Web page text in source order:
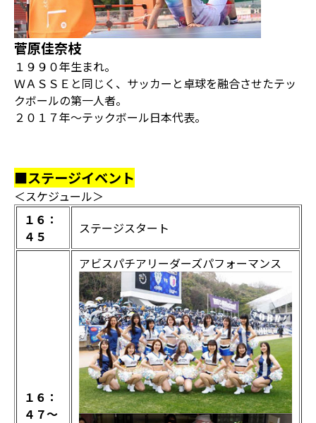
菅原佳奈枝
１９９０年生まれ。
ＷＡＳＳＥと同じく、サッカーと卓球を融合させたテッ
クボールの第一人者。
２０１７年〜テックボール日本代表。
■ステージイベント
＜スケジュール＞
１６：
４５
ステージスタート
１６：
４７～
アビスパチアリーダーズパフォーマンス